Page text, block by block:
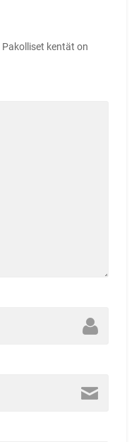
Pakolliset kentät on